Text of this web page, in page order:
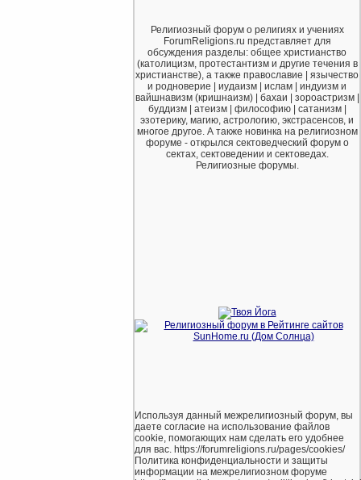
Религиозный форум о религиях и учениях
ForumReligions.ru представляет для
обсуждения разделы: общее христианство
(католицизм, протестантизм и другие течения в
христианстве), а также православие | язычество
и родноверие | иудаизм | ислам | индуизм и
вайшнавизм (кришнаизм) | бахаи | зороастризм |
буддизм | атеизм | философию | сатанизм |
эзотерику, магию, астрологию, экстрасенсов, и
многое другое. А также новинка на религиозном
форуме - открылся сектоведческий форум о
сектах, сектоведении и сектоведах.
Религиозные форумы.
Используя данный межрелигиозный форум, вы
даете согласие на использование файлов
cookie, помогающих нам сделать его удобнее
для вас. https://forumreligions.ru/pages/cookies/
Политика конфиденциальности и защиты
информации на межрелигиозном форуме